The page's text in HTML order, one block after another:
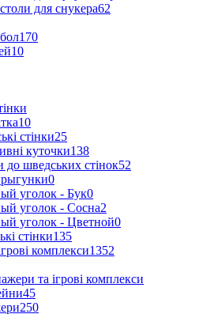
для снукера62
170
10
10
стінки25
куточки138
до шведських стінок52
0
уголок - Бук0
уголок - Сосна2
уголок - Цветной0
стінки135
комплекси1352
та ігрові комплекси
45
250